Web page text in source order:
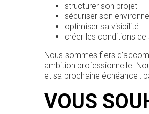
structurer son projet
sécuriser son
optimiser sa visibilité
créer les conditions
Nous sommes fiers
ambition professionnelle.
et sa prochaine échéance :
VOUS